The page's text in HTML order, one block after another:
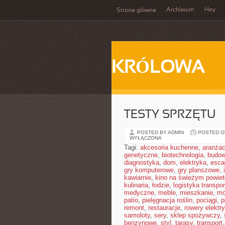
Strona główna Archiwum Hey
KRÓLOWA
TESTY SPRZĘTU
POSTED BY ADMIN POSTED
WYŁĄCZONA
Tagi: akcesoria kuchenne,
genetyczne, biotechnologia,
diagnostyka, dom, elektryka,
gry komputerowe, gry planszowe,
kawiarnie, kino na świeżym
kulinaria, łodzie, logistyka
medyczne, meble, mieszkanie,
patio, pielęgnacja roślin, pociągi,
remont, restauracje, rowery
samoloty, sery, sklep spożywczy,
benzynowe, styl , tarasy, transport,